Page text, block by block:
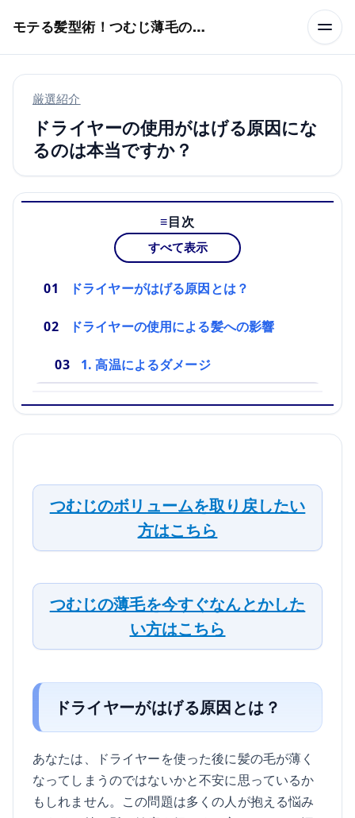
モテる髪型術！つむじ薄毛の隠し方
厳選紹介
ドライヤーの使用がはげる原因にな
るのは本当ですか？
目次
すべて表示
ドライヤーがはげる原因とは？
ドライヤーの使用による髪への影響
1. 高温によるダメージ
つむじのボリュームを取り戻したい
方はこちら
つむじの薄毛を今すぐなんとかした
い方はこちら
ドライヤーがはげる原因とは？
あなたは、ドライヤーを使った後に髪の毛が薄く
なってしまうのではないかと不安に思っているか
もしれません。この問題は多くの人が抱える悩み